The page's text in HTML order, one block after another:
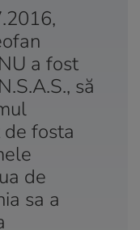
a fost
să
fosta
de
sa a